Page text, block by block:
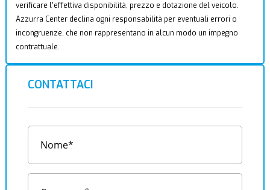
verificare l’effettiva disponibilità, prezzo e dotazione del veicolo.
Azzurra Center declina ogni responsabilità per eventuali errori o
incongruenze, che non rappresentano in alcun modo un impegno
contrattuale.
CONTATTACI